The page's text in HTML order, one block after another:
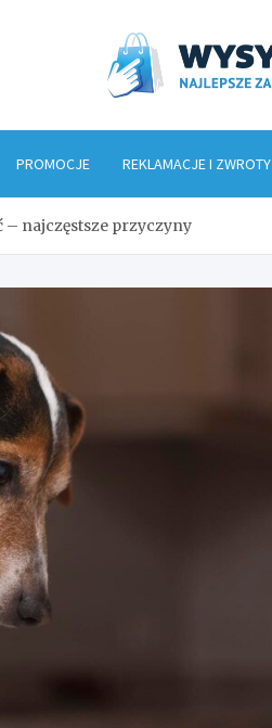
PROMOCJE REKLAMACJE I ZWROTY
– najczęstsze przyczyny